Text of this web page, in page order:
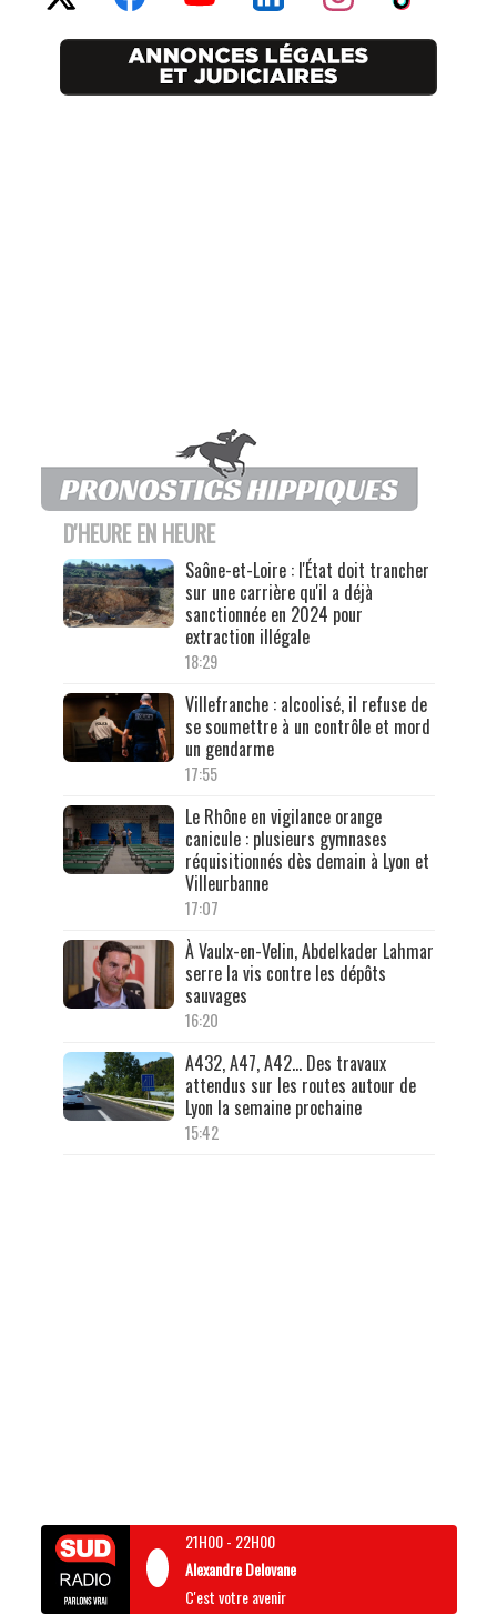
D'HEURE EN HEURE
Saône-et-Loire : l'État doit trancher
sur une carrière qu'il a déjà
sanctionnée en 2024 pour
extraction illégale
18:29
Villefranche : alcoolisé, il refuse de
se soumettre à un contrôle et mord
un gendarme
17:55
Le Rhône en vigilance orange
canicule : plusieurs gymnases
réquisitionnés dès demain à Lyon et
Villeurbanne
17:07
À Vaulx-en-Velin, Abdelkader Lahmar
serre la vis contre les dépôts
sauvages
16:20
A432, A47, A42… Des travaux
attendus sur les routes autour de
Lyon la semaine prochaine
15:42
21H00- 22H00
Alexandre Delovane
C'est votre avenir